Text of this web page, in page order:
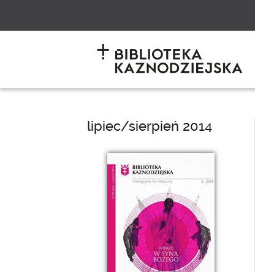
lipiec/sierpień 2014